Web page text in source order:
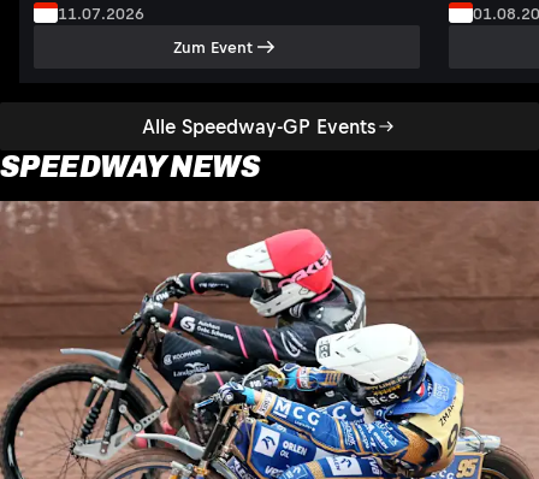
Alle Speedway-GP Events
11.07.2026
Zum Event
SPEEDWAY NEWS